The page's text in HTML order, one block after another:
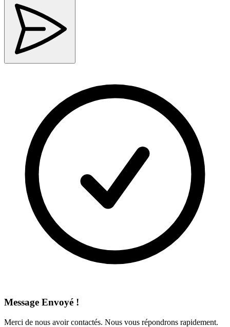
Message Envoyé !
Merci de nous avoir contactés. Nous vous répondrons rapidement.